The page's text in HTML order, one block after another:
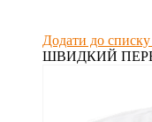
Додати до
ШВИДКИЙ